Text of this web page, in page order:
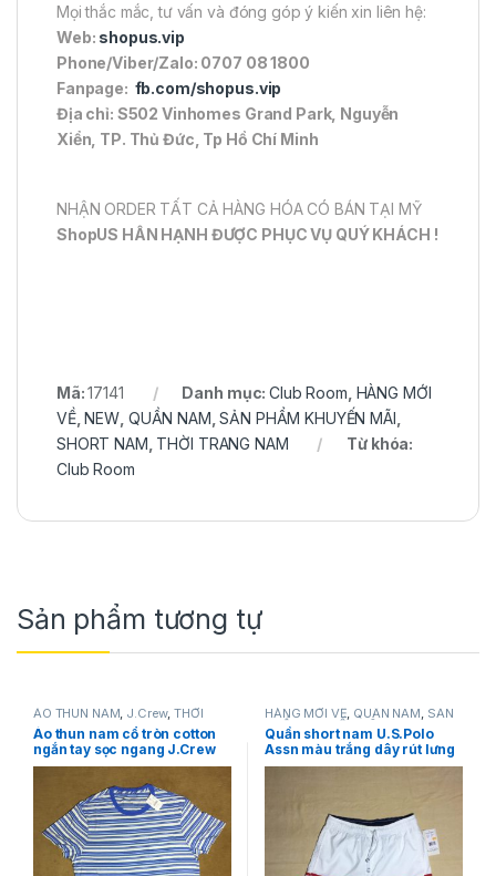
Mọi thắc mắc, tư vấn và đóng góp ý kiến xin liên hệ:
Web: shopus.vip
Phone/Viber/Zalo: 0707 08 1800
Fanpage: fb.com/shopus.vip
Địa chỉ: S502 Vinhomes Grand Park, Nguyễn
Xiển, TP. Thủ Đức, Tp Hồ Chí Minh
NHẬN ORDER TẤT CẢ HÀNG HÓA CÓ BÁN TẠI MỸ
ShopUS HÂN HẠNH ĐƯỢC PHỤC VỤ QUÝ KHÁCH !
Mã:17141 Danh mục:Club Room HÀNG MỚI
VỀ,NEW QUẦN NAM ,SẢN PHẨM KHUYẾN MÃI
SHORT NAM THỜI TRANG NAM
Từ khóa:
Club Room
Sản phẩm tương tự
ÁO THUN NAM, J.Crew,THỜI
TRANG NAM
Áo thun nam cổ tròn cotton
ngắn tay sọc ngang J.Crew
size M chính hãng hàng mỹ
HÀNG MỚI VỀ, QUẦN NAM, SẢN
PHẨM KHUYẾN MÃI , SHORT
NAM,THỜI TRANG NAM,U.S.
Polo Assn
Quần short nam U.S.Polo
Assn màu trắng dây rút lưng
có họa tiết size S chính hãng